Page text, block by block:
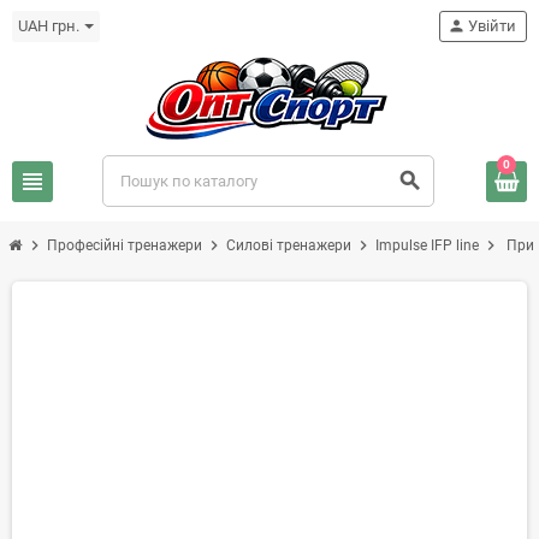
UAH грн.
view_headline search
person Увійти
0
chevron_right Професійні тренажери chevron_right Силові тренажери chevron_right Impulse IFP line chevron_right